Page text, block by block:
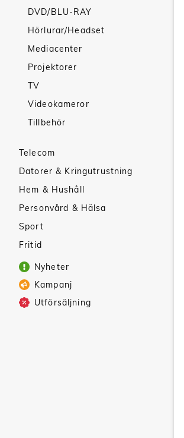
DVD/BLU-RAY
Hörlurar/Headset
Mediacenter
Projektorer
TV
Videokameror
Tillbehör
Telecom
Datorer & Kringutrustning
Hem & Hushåll
Personvård & Hälsa
Sport
Fritid
Nyheter
Kampanj
Utförsäljning